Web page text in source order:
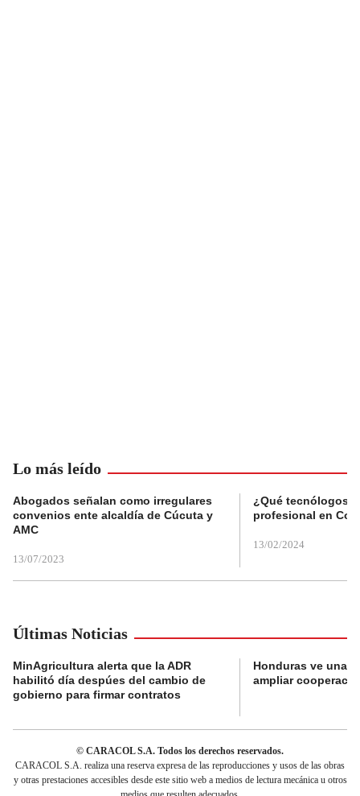
Lo más leído
Abogados señalan como irregulares
convenios ente alcaldía de Cúcuta y
AMC
13/07/2023
¿Qué tecnólogos
profesional en
13/02/2024
Últimas Noticias
MinAgricultura alerta que la ADR
habilitó día despúes del cambio de
gobierno para firmar contratos
Honduras ve una
ampliar
© CARACOL S.A. Todos los derechos reservados.
CARACOL S.A. realiza una reserva expresa de las reproducciones y usos de las obras
y otras prestaciones accesibles desde este sitio web a medios de lectura mecánica u otros